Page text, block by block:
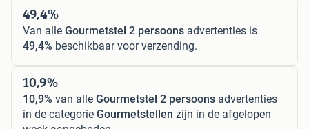
49,4%
Van alle Gourmetstel 2 persoons advertenties is
49,4% beschikbaar voor verzending.
10,9%
10,9% van alle Gourmetstel 2 persoons advertenties
in de categorie Gourmetstellen zijn in de afgelopen